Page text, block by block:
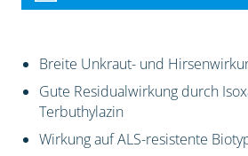
Breite Unkraut- und
Gute Residualwirkung durch
Terbuthylazin
Wirkung auf ALS-resistente